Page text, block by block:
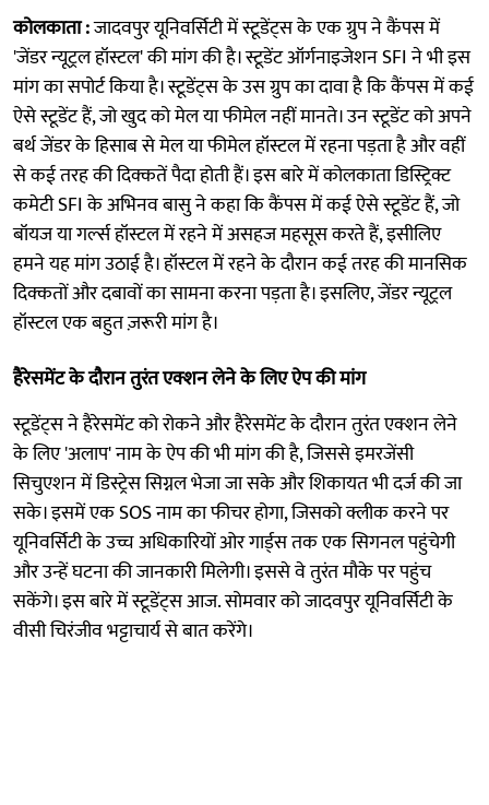
कोलकाता :जादवपुर यूनिवर्सिटी में स्टूडेंट्स के एक ग्रुप ने कैंपस में
'जेंडर न्यूट्रल हॉस्टल' की मांग की है। स्टूडेंट ऑर्गनाइजेशन SFI ने भी इस
मांग का सपोर्ट किया है। स्टूडेंट्स के उस ग्रुप का दावा है कि कैंपस में कई
ऐसे स्टूडेंट हैं, जो खुद को मेल या फीमेल नहीं मानते। उन स्टूडेंट को अपने
बर्थ जेंडर के हिसाब से मेल या फीमेल हॉस्टल में रहना पड़ता है और वहीं
से कई तरह की दिक्कतें पैदा होती हैं। इस बारे में कोलकाता डिस्ट्रिक्ट
कमेटी SFI के अभिनव बासु ने कहा कि कैंपस में कई ऐसे स्टूडेंट हैं, जो
बॉयज या गर्ल्स हॉस्टल में रहने में असहज महसूस करते हैं, इसीलिए
हमने यह मांग उठाई है। हॉस्टल में रहने के दौरान कई तरह की मानसिक
दिक्कतों और दबावों का सामना करना पड़ता है। इसलिए, जेंडर न्यूट्रल
हॉस्टल एक बहुत ज़रूरी मांग है।
हैरेसमेंट के दौरान तुरंत एक्शन लेने के लिए ऐप की मांग
स्टूडेंट्स ने हैरेसमेंट को रोकने और हैरेसमेंट के दौरान तुरंत एक्शन लेने
के लिए 'अलाप' नाम के ऐप की भी मांग की है, जिससे इमरजेंसी
सिचुएशन में डिस्ट्रेस सिग्नल भेजा जा सके और शिकायत भी दर्ज की जा
सके। इसमें एक SOS नाम का फीचर होगा, जिसकाे क्लीक करने पर
यूनिवर्सिटी के उच्च अधिकारियों ओर गार्ड्स तक एक सिगनल पहुंचेगी
और उन्हें घटना की जानकारी मिलेगी। इससे वे तुरंत मौके पर पहुंच
सकेंगे। इस बारे में स्टूडेंट्स आज. सोमवार को जादवपुर यूनिवर्सिटी के
वीसी चिरंजीव भट्टाचार्य से बात करेंगे।